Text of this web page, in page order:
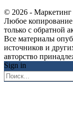
© 2026 -
Любое копирование
только с обратной
Все материалы
источников и
авторство
Sign in